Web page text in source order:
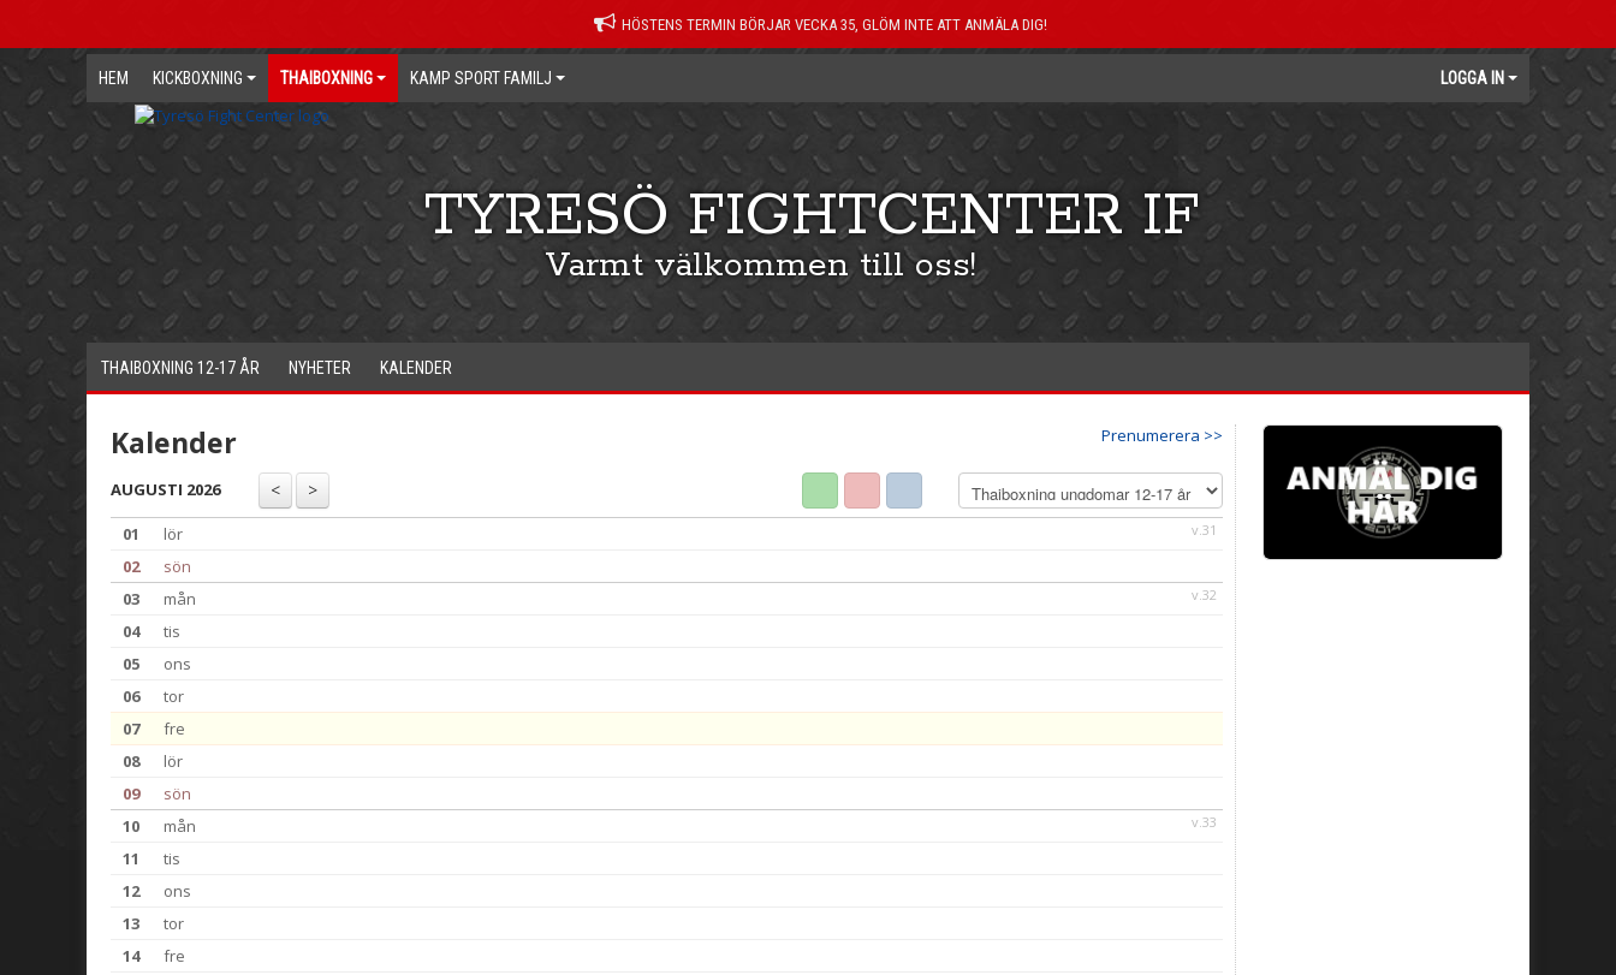
HÖSTENS TERMIN BÖRJAR VECKA 35, GLÖM INTE ATT ANMÄLA DIG!
HEM KICKBOXNING THAIBOXNING KAMP SPORT FAMILJ LOGGA IN
TYRESÖ FIGHTCENTER IF
Varmt välkommen till oss!
THAIBOXNING 12-17 ÅR NYHETER KALENDER
Prenumerera >>
Kalender
AUGUSTI 2026
v.31
01
lör
02
sön
v.32
03
mån
04
tis
05
ons
06
tor
07
fre
08
lör
09
sön
v.33
10
mån
11
tis
12
ons
13
tor
14
fre